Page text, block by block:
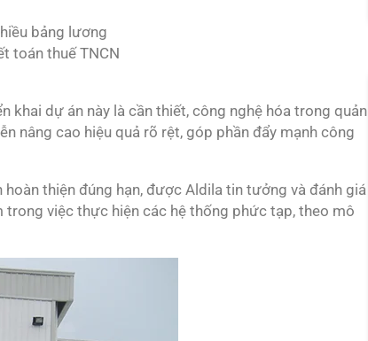
bảng lương
toán thuế TNCN
khai dự án này là cần thiết, công nghệ hóa trong quản
nâng cao hiệu quả rõ rệt, góp phần đẩy mạnh công
thiện đúng hạn, được Aldila tin tưởng và đánh giá
việc thực hiện các hệ thống phức tạp, theo mô